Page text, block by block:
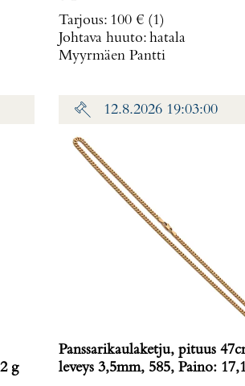
Tarjous: 100 € (1)
Johtava huuto: hatala
Myyrmäen Pantti
g
12.8.2026 19:03:00
Panssarikaulaketju, pituus
leveys 3,5mm, 585, Paino: